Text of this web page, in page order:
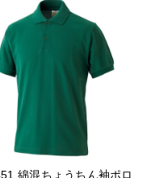
綿混ちょうちん袖ポロ